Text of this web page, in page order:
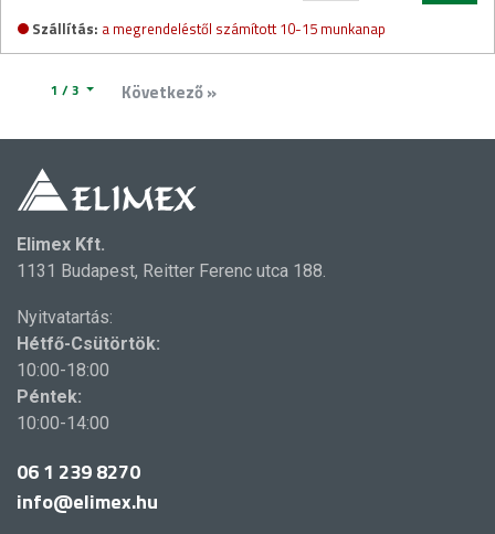
Szállítás: a megrendeléstől számított 10-15 munkanap
1 / 3 Következő »
Elimex Kft.
1131 Budapest, Reitter Ferenc utca 188.
Nyitvatartás:
Hétfő-Csütörtök:
10:00-18:00
Péntek:
10:00-14:00
06 1 239 8270
info@elimex.hu